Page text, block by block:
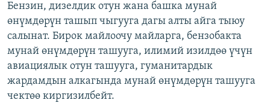
Бензин, дизелдик отун жана башка мунай
өнүмдөрүн ташып чыгууга дагы алты айга тыюу
салынат. Бирок майлоочу майларга, бензобакта
мунай өнүмдөрүн ташууга, илимий изилдөө үчүн
авиациялык отун ташууга, гуманитардык
жардамдын алкагында мунай өнүмдөрүн ташууга
чектөө киргизилбейт.